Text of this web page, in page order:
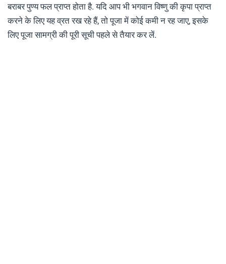
बराबर पुण्य फल प्राप्त होता है. यदि आप भी भगवान विष्णु की कृपा प्राप्त
करने के लिए यह व्रत रख रहे हैं, तो पूजा में कोई कमी न रह जाए, इसके
लिए पूजा सामग्री की पूरी सूची पहले से तैयार कर लें.